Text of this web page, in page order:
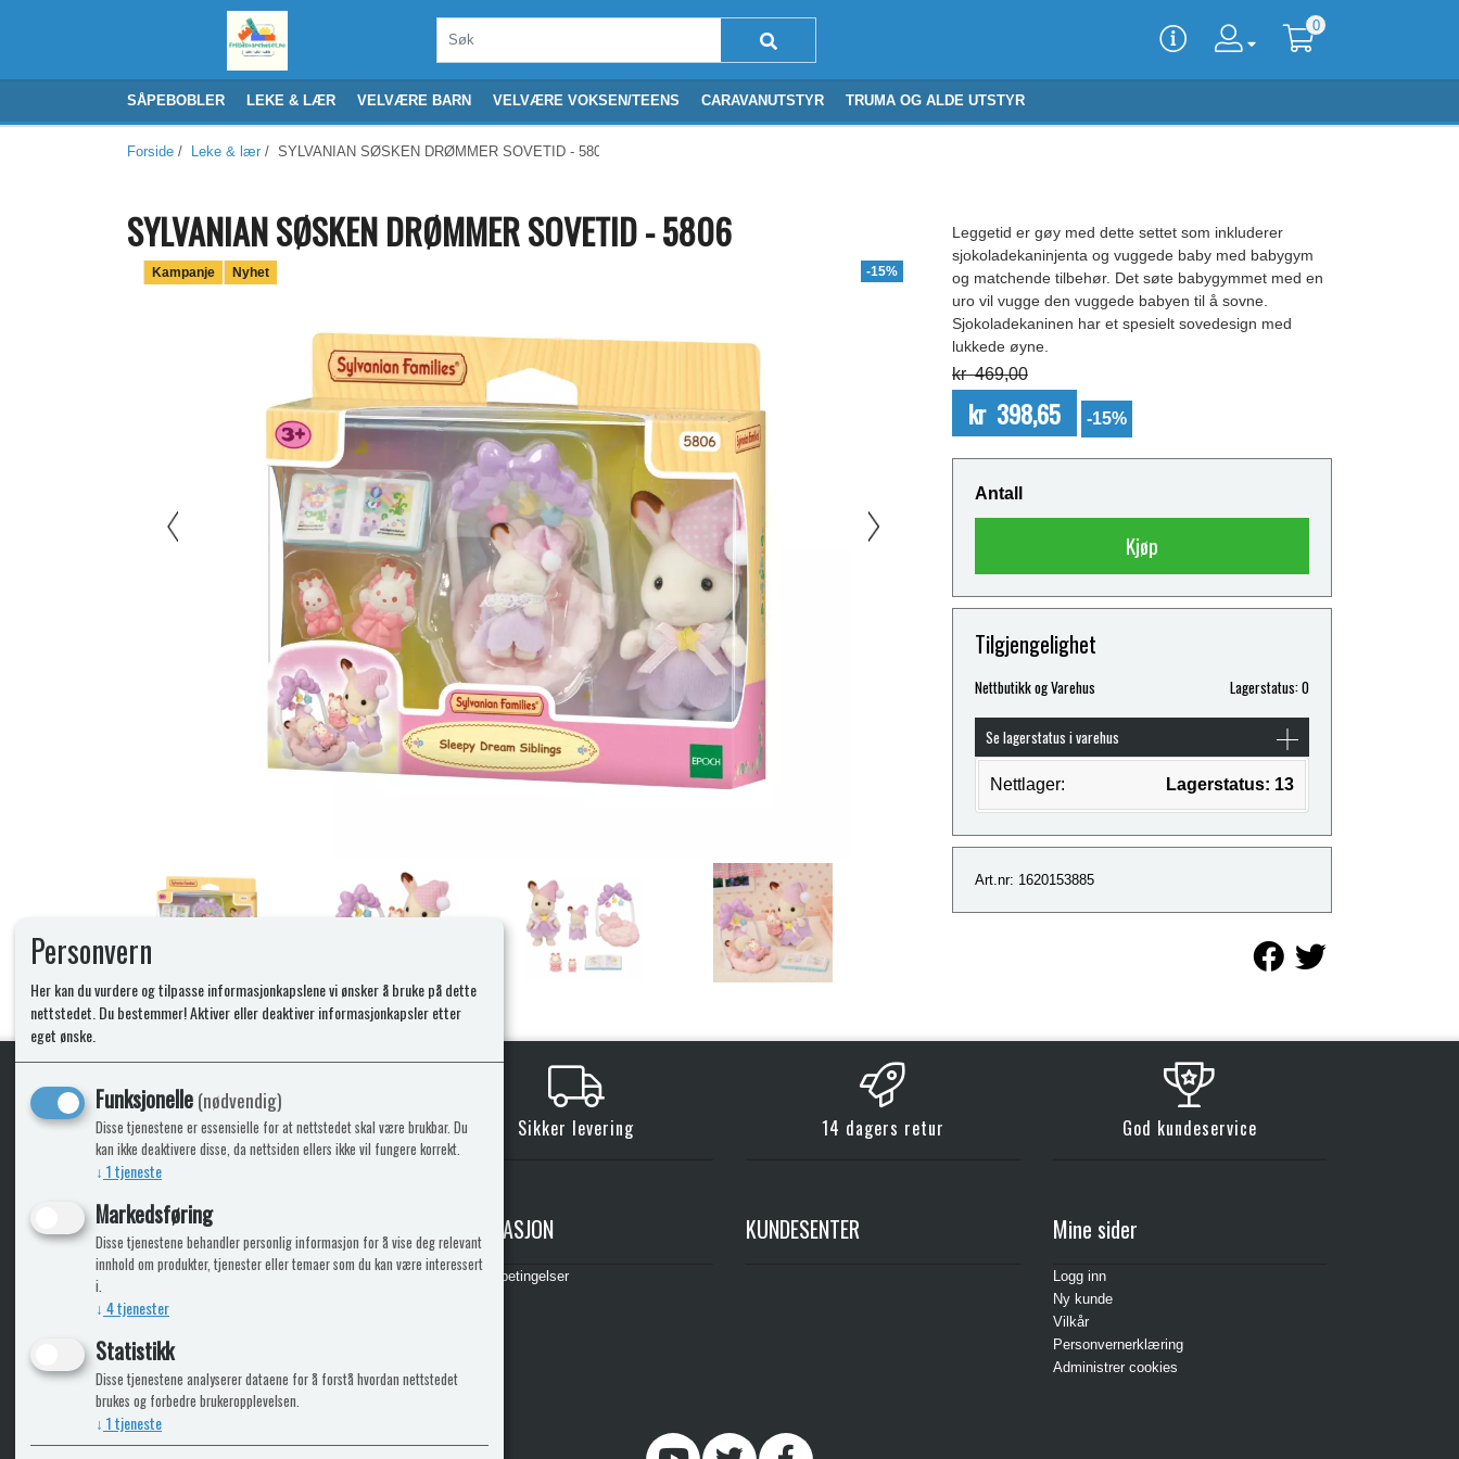
0
SÅPEBOBLER LEKE & LÆR VELVÆRE BARN VELVÆRE VOKSEN/TEENS CARAVANUTSTYR TRUMA OG ALDE UTSTYR
Forside / Leke & lær / SYLVANIAN SØSKEN DRØMMER SOVETID - 5806
SYLVANIAN SØSKEN DRØMMER SOVETID - 5806
Kampanje Nyhet -15%
Leggetid er gøy med dette settet som inkluderer
sjokoladekaninjenta og vuggede baby med babygym
og matchende tilbehør. Det søte babygymmet med en
uro vil vugge den vuggede babyen til å sovne.
Sjokoladekaninen har et spesielt sovedesign med
lukkede øyne.
kr 469,00
kr 398,65 -15%
Antall
Kjøp
Tilgjengelighet
Nettbutikk og Varehus Lagerstatus: 0
Se lagerstatus i varehus
Nettlager: Lagerstatus: 13
Art.nr: 1620153885
KLikk & hent Sikker levering 14 dagers retur God kundeservice
ICARAVANGRUPPEN
Trumadeler.no
Caravan.no
Fritidsvarehuset.no
Bobilkjeden - iCaravan Tromsø
INFORMASJON
Leveringsbetingelser
KUNDESENTER Mine sider
Logg inn
Ny kunde
Vilkår
Personvernerklæring
Administrer cookies
Personvern
Her kan du vurdere og tilpasse informasjonkapslene vi ønsker å bruke på dette
nettstedet. Du bestemmer! Aktiver eller deaktiver informasjonkapsler etter
eget ønske.
Funksjonelle(nødvendig)
Disse tjenestene er essensielle for at nettstedet skal være brukbar. Du
kan ikke deaktivere disse, da nettsiden ellers ikke vil fungere korrekt.
↓ 1tjeneste
Markedsføring
Disse tjenestene behandler personlig informasjon for å vise deg relevant
innhold om produkter, tjenester eller temaer som du kan være interessert
i.
↓ 4tjenester
Statistikk
Disse tjenestene analyserer dataene for å forstå hvordan nettstedet
brukes og forbedre brukeropplevelsen.
↓ 1tjeneste